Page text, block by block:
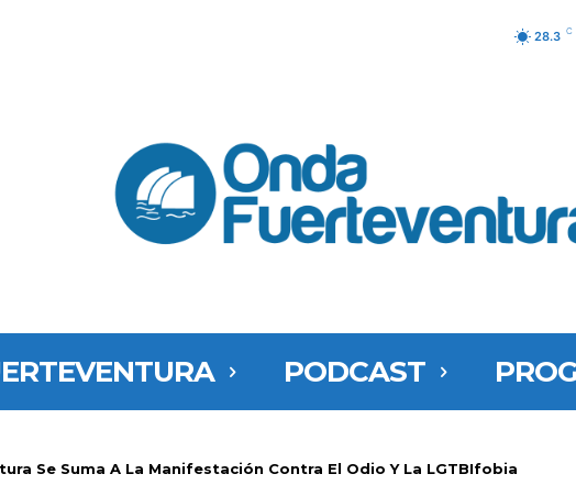
28.3 C
PODCAST
Se Suma A La Manifestación Contra El Odio Y La LGTBIfobia